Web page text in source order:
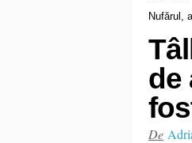
Nufărul,
de
De